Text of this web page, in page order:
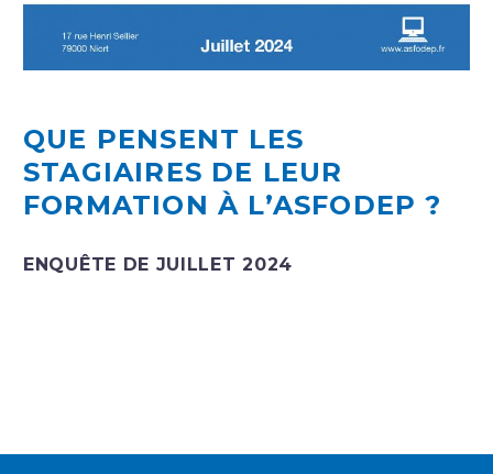
QUE PENSENT LES
STAGIAIRES DE LEUR
FORMATION À L’ASFODEP ?
ENQUÊTE DE JUILLET 2024